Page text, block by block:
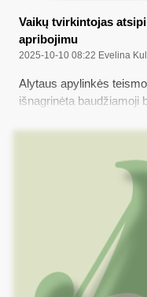
Vaikų tvirkintojas
apribojimu
2025-10-10 08:22 Evelina
Alytaus apylinkės
išnagrinėta baudžiamoji
platinimu ir